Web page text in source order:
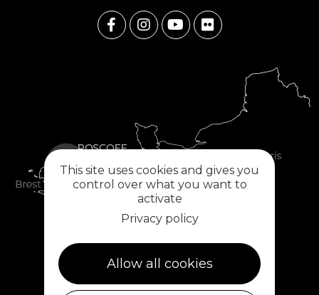
This site uses cookies and gives you
control over what you want to
activate
Privacy policy
Allow all cookies